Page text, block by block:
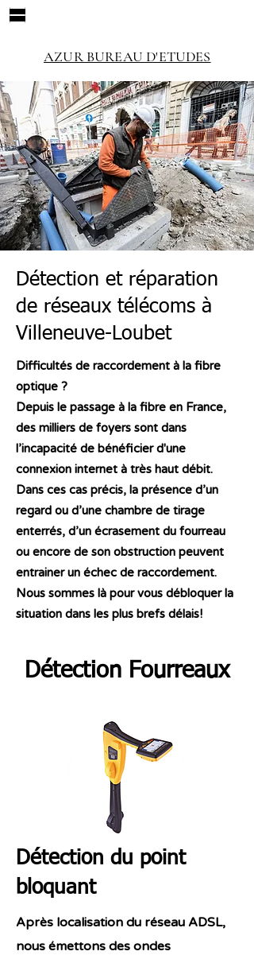
AZUR BUREAU D'ETUDES
Détection et réparation
de réseaux télécoms à
Villeneuve-Loubet
Difficultés de raccordement à la fibre
optique ?
Depuis le passage à la fibre en France,
des milliers de foyers sont dans
l’incapacité de bénéficier d'une
connexion internet à très haut débit.
Dans ces cas précis, la présence d’un
regard ou d’une chambre de tirage
enterrés, d’un écrasement du fourreau
ou encore de son obstruction peuvent
entrainer un échec de raccordement.
Nous sommes là pour vous débloquer la
situation dans les plus brefs délais!
Détection Fourreaux
Détection du point
bloquant
Après localisation du réseau ADSL,
nous émettons des ondes